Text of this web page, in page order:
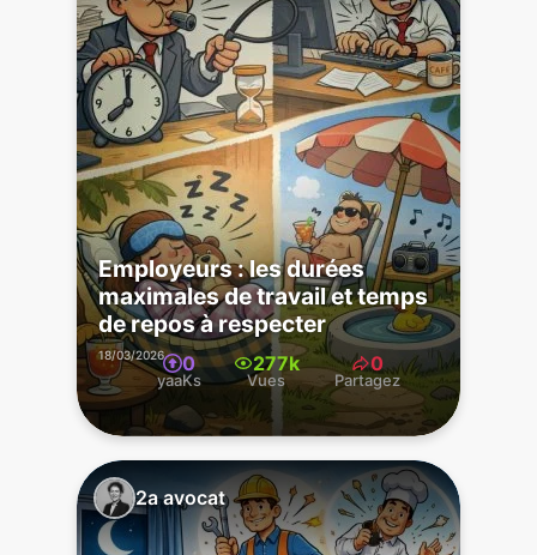
18/03/2026
Employeurs : les durées
maximales de travail et temps
de repos à respecter
0
yaaKs
277k
Vues
0
Partagez
2a avocat